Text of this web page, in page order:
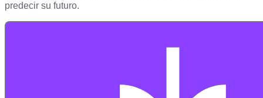
predecir su futuro.